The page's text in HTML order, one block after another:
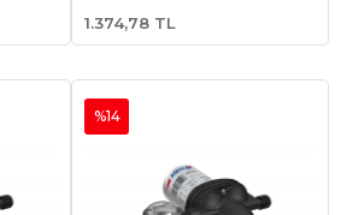
1.374,78 TL
%14